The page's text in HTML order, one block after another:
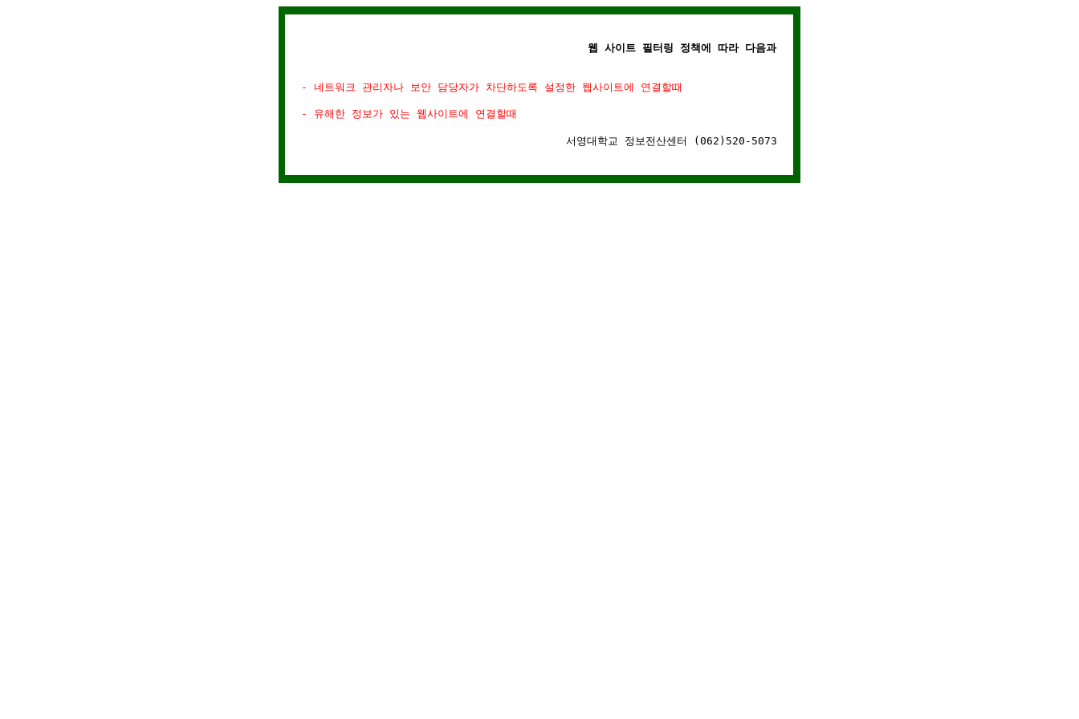
웹 사이트 필터링 정책에 따라 다음과 같은 경우에는 웹사이트 연결이 차단됩니다.
- 네트워크 관리자나 보안 담당자가 차단하도록 설정한 웹사이트에 연결할때
- 유해한 정보가 있는 웹사이트에 연결할때
서영대학교 정보전산센터 (062)520-5073